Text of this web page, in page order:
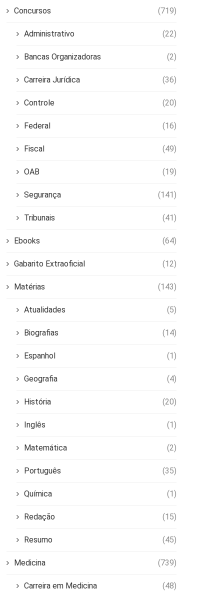
Concursos (719)
Administrativo (22)
Bancas Organizadoras (2)
Carreira Jurídica (36)
Controle (20)
Federal (16)
Fiscal (49)
OAB (19)
Segurança (141)
Tribunais (41)
Ebooks (64)
Gabarito Extraoficial (12)
Matérias (143)
Atualidades (5)
Biografias (14)
Espanhol (1)
Geografia (4)
História (20)
Inglês (1)
Matemática (2)
Português (35)
Química (1)
Redação (15)
Resumo (45)
Medicina (739)
Carreira em Medicina (48)